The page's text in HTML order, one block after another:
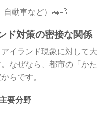
自動車など）🚗💨
ド対策の密接な関係
イランド現象に対して大
なぜなら、都市の「かた
らです。
要分野